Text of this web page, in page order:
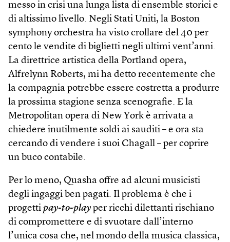
messo in crisi una lunga lista di ensemble storici e
di altissimo livello. Negli Stati Uniti, la Boston
symphony orchestra ha visto crollare del 40 per
cento le vendite di biglietti negli ultimi vent’anni.
La direttrice artistica della Portland opera,
Alfrelynn Roberts, mi ha detto recentemente che
la compagnia potrebbe essere costretta a produrre
la prossima stagione senza scenografie. E la
Metropolitan opera di New York è arrivata a
chiedere inutilmente soldi ai sauditi – e ora sta
cercando di vendere i suoi Chagall – per coprire
un buco contabile.
Per lo meno, Quasha offre ad alcuni musicisti
degli ingaggi ben pagati. Il problema è che i
progetti pay-to-play per ricchi dilettanti rischiano
di compromettere e di svuotare dall’interno
l’unica cosa che, nel mondo della musica classica,